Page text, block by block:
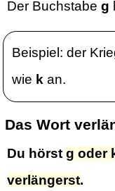
Der Buchstabeg
Beispiel: der
wie k an.
Das Wort
Du hörstg oder
verlängerst.